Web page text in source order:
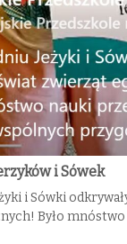
i Sówek
i Sówki
Było